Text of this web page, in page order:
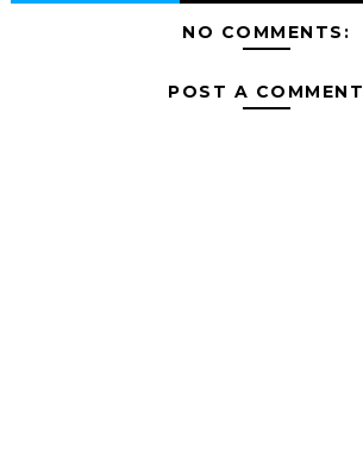
NO COMMENTS:
POST A COMMENT